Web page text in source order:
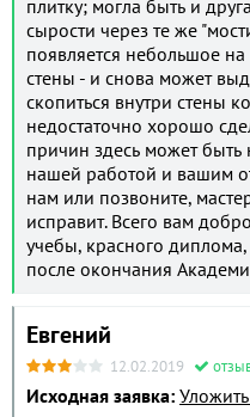
плитку; могла быть и
сырости через те же
появляется небольшое
стены - и снова может
скопиться внутри стены
недостаточно хорошо
причин здесь может
нашей работой и вашим
нам или позвоните,
исправит. Всего вам
учебы, красного
после окончания
Евгений
12.02.2019
Исходная заявка: